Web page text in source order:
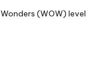
(WOW) level